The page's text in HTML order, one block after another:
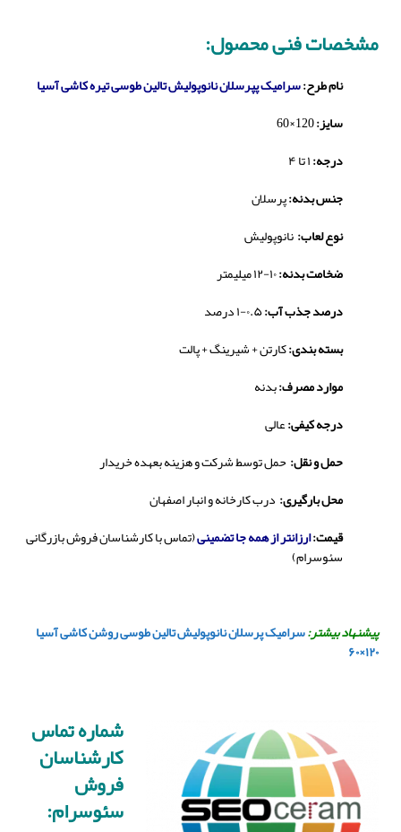
مشخصات فنی محصول:
نام طرح:سرامیک پپرسلان نانوپولیش تالین طوسی تیره کاشی آسیا
سایز:
درجه:
جنس بدنه:پرسلان
نوع لعاب:نانوپولیش
ضخامت بدنه:
درصد جذب آب:
بسته بندی:کارتن + شیرینگ + پالت
موارد مصرف:بدنه
درجه کیفی:عالی
حمل و نقل: حمل توسط شرکت و هزینه بعهده خریدار
محل بارگیری: درب کارخانه و انبار اصفهان
قیمت:ارزانتر از همه جا تضمینی(تماس با کارشناسان فروش بازرگانی
سئوسرام)
پیشنهاد بیشتر:سرامیک پرسلان نانوپولیش تالین طوسی روشن کاشی آسیا
۱۲۰×۶۰
شماره تماس
کارشناسان
فروش
سئوسرام: